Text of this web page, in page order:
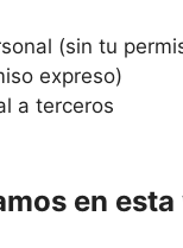
(sin tu
expreso)
a terceros
en